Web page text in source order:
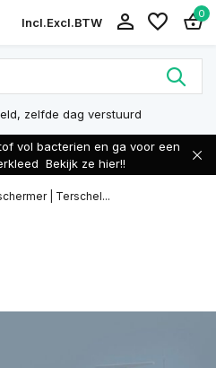
Incl.Excl.BTW
0
zelfde dag verstuurd
vol bacterien en ga voor een
Bekijk ze hier!!
| Terschel...